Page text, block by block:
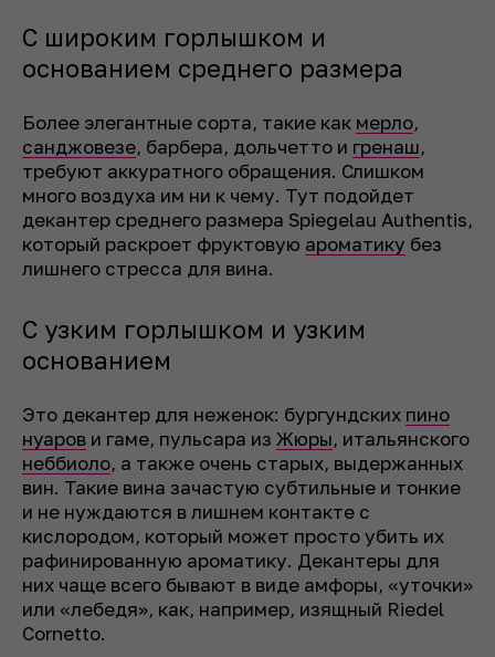
С широким горлышком и
основанием среднего размера
Более элегантные сорта, такие как мерло,
санджовезе, барбера, дольчетто и гренаш,
требуют аккуратного обращения. Слишком
много воздуха им ни к чему. Тут подойдет
декантер среднего размера Spiegelau Authentis,
который раскроет фруктовую ароматику без
лишнего стресса для вина.
С узким горлышком и узким
основанием
Это декантер для неженок: бургундских пино
нуаров и гаме, пульсара из Жюры, итальянского
неббиоло, а также очень старых, выдержанных
вин. Такие вина зачастую субтильные и тонкие
и не нуждаются в лишнем контакте с
кислородом, который может просто убить их
рафинированную ароматику. Декантеры для
них чаще всего бывают в виде амфоры, «уточки»
или «лебедя», как, например, изящный Riedel
Cornetto.